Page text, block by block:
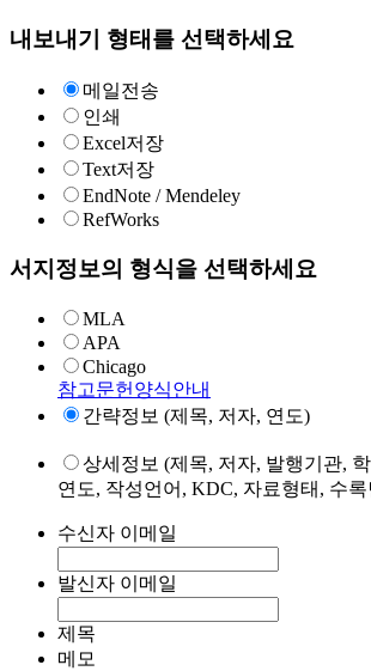
내보내기 형태를 선택하세요
메일전송
인쇄
Excel저장
Text저장
EndNote / Mendeley
RefWorks
서지정보의 형식을 선택하세요
MLA
APA
Chicago
참고문헌양식안내
간략정보 (제목, 저자, 연도)
상세정보 (제목, 저자, 발행기관,
연도, 작성언어, KDC, 자료형태, 수
수신자 이메일
발신자 이메일
제목
메모